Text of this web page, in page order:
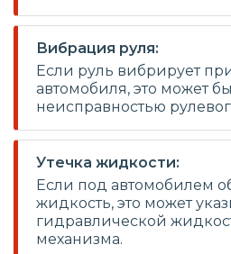
Вибрация руля:
Если руль вибрирует
автомобиля, это может
неисправностью
Утечка жидкости:
Если под автомобилем
жидкость, это может
гидравлической
механизма.